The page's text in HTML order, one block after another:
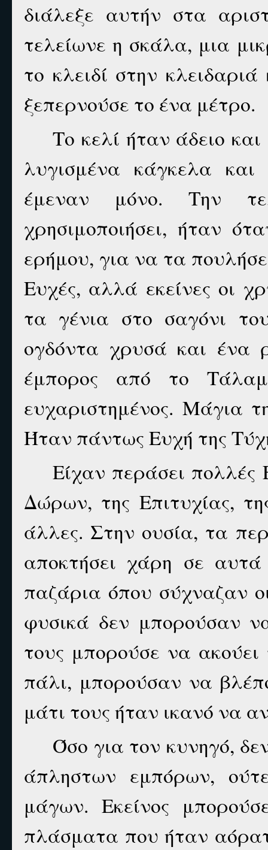
διάλεξε αυτήν στα
τελείωνε η σκάλα, μια
το κλειδί στην
ξεπερνούσε το ένα μέτρο.
Το κελί ήταν άδειο
λυγισμένα κάγκελα και
έμεναν μόνο. Την
χρησιμοποιήσει, ήταν
ερήμου, για να τα
Ευχές, αλλά εκείνες οι
τα γένια στο σαγόνι
ογδόντα χρυσά και ένα
έμπορος από το
ευχαριστημένος. Μάγια
Ήταν πάντως Ευχή της
Είχαν περάσει
Δώρων, της Επιτυχίας,
άλλες. Στην ουσία, τα
αποκτήσει χάρη σε
παζάρια όπου σύχναζαν
φυσικά δεν μπορούσαν
τους μπορούσε να ακούει
πάλι, μπορούσαν να
μάτι τους ήταν ικανό να
Όσο για τον κυνηγό,
άπληστων εμπόρων,
μάγων. Εκείνος
πλάσματα που ήταν